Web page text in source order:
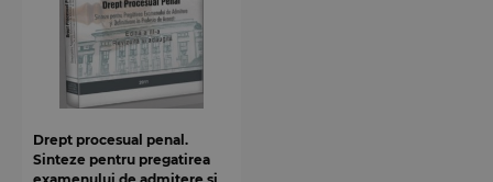
Drept procesual penal.
Sinteze pentru pregatirea